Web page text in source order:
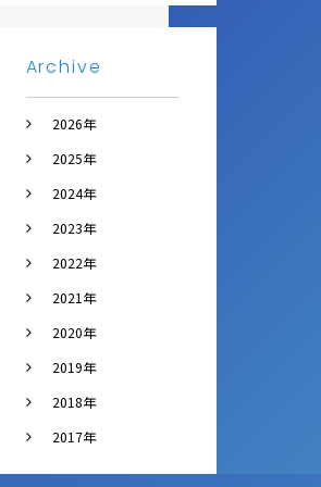
Archive
2026年
2025年
2024年
2023年
2022年
2021年
2020年
2019年
2018年
2017年